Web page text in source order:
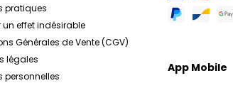
pratiques
un effet indésirable
Générales de Vente (CGV)
légales
personnelles
App Mobile